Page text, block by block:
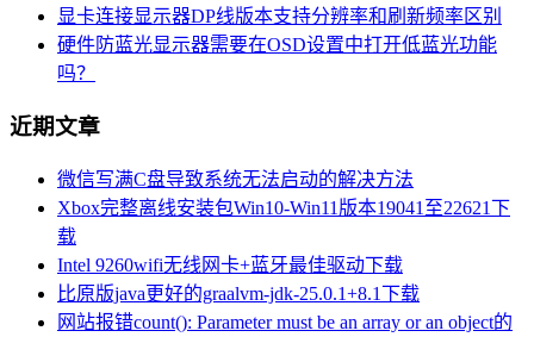
显卡连接显示器DP线版本支持分辨率和刷新频率区别
硬件防蓝光显示器需要在OSD设置中打开低蓝光功能
吗？
近期文章
微信写满C盘导致系统无法启动的解决方法
Xbox完整离线安装包Win10-Win11版本19041至22621下
载
Intel 9260wifi无线网卡+蓝牙最佳驱动下载
比原版java更好的graalvm-jdk-25.0.1+8.1下载
网站报错count(): Parameter must be an array or an object的